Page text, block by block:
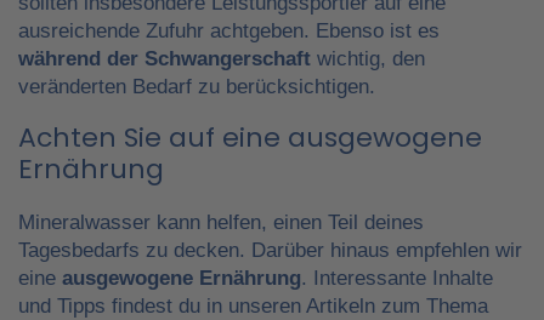
ausreichende Zufuhr achtgeben. Ebenso ist es
während der Schwangerschaft wichtig, den
veränderten Bedarf zu berücksichtigen.
Achten Sie auf eine ausgewogene
Ernährung
Mineralwasser kann helfen, einen Teil deines
Tagesbedarfs zu decken. Darüber hinaus empfehlen wir
eine ausgewogene Ernährung. Interessante Inhalte
und Tipps findest du in unseren Artikeln zum Thema